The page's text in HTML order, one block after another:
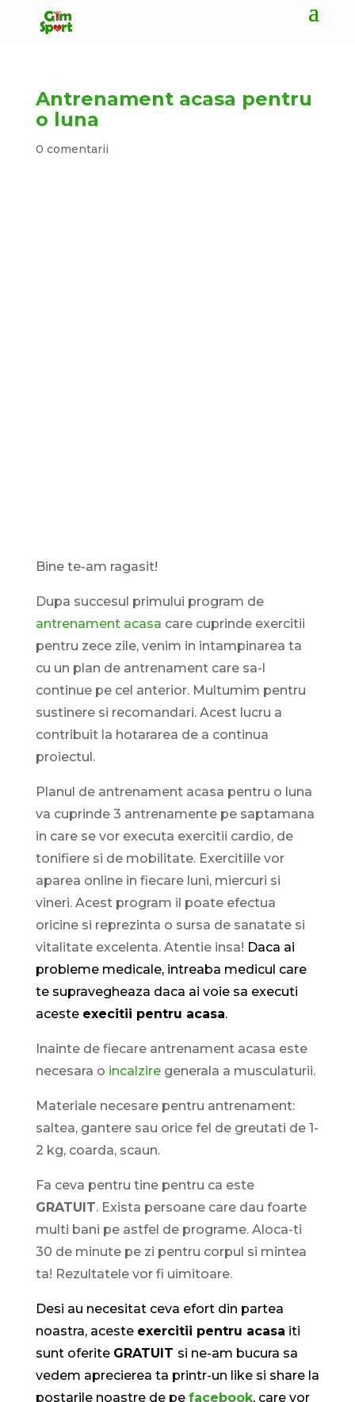
Antrenament acasa pentru
o luna
0 comentarii
Bine te-am ragasit!
Dupa succesul primului program de
antrenament acasa care cuprinde exercitii
pentru zece zile, venim in intampinarea ta
cu un plan de antrenament care sa-l
continue pe cel anterior. Multumim pentru
sustinere si recomandari. Acest lucru a
contribuit la hotararea de a continua
proiectul.
Planul de antrenament acasa pentru o luna
va cuprinde 3 antrenamente pe saptamana
in care se vor executa exercitii cardio, de
tonifiere si de mobilitate. Exercitiile vor
aparea online in fiecare luni, miercuri si
vineri. Acest program il poate efectua
oricine si reprezinta o sursa de sanatate si
vitalitate excelenta. Atentie insa! Daca ai
probleme medicale, intreaba medicul care
te supravegheaza daca ai voie sa executi
aceste execitii pentru acasa.
Inainte de fiecare antrenament acasa este
necesara o incalziregenerala a musculaturii.
Materiale necesare pentru antrenament:
saltea, gantere sau orice fel de greutati de 1-
2 kg, coarda, scaun.
Fa ceva pentru tine pentru ca este
GRATUIT. Exista persoane care dau foarte
multi bani pe astfel de programe. Aloca-ti
30 de minute pe zi pentru corpul si mintea
ta! Rezultatele vor fi uimitoare.
Desi au necesitat ceva efort din partea
noastra, aceste exercitii pentru acasa iti
sunt oferite GRATUIT si ne-am bucura sa
vedem aprecierea ta printr-un like si share la
postarile noastre de pe facebook, care vor